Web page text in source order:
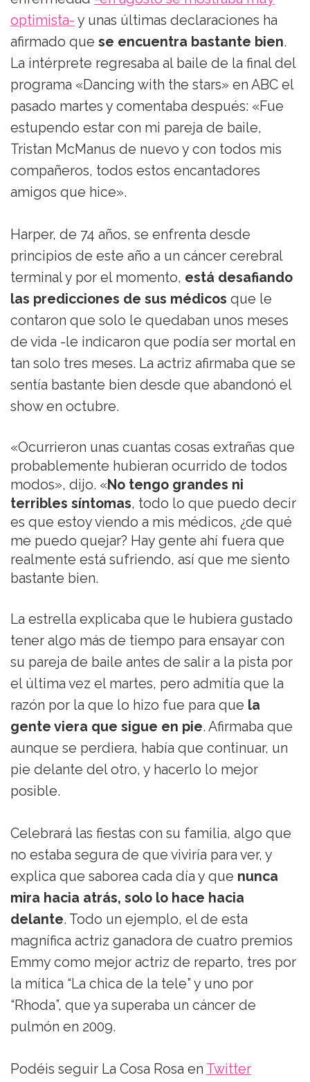
optimista- y unas últimas declaraciones ha
afirmado que se encuentra bastante bien.
La intérprete regresaba al baile de la final del
programa «Dancing with the stars» en ABC el
pasado martes y comentaba después: «Fue
estupendo estar con mi pareja de baile,
Tristan McManus de nuevo y con todos mis
compañeros, todos estos encantadores
amigos que hice».
Harper, de 74 años, se enfrenta desde
principios de este año a un cáncer cerebral
terminal y por el momento, está desafiando
las predicciones de sus médicos que le
contaron que solo le quedaban unos meses
de vida -le indicaron que podía ser mortal en
tan solo tres meses. La actriz afirmaba que se
sentía bastante bien desde que abandonó el
show en octubre.
«Ocurrieron unas cuantas cosas extrañas que
probablemente hubieran ocurrido de todos
modos», dijo. «No tengo grandes ni
terribles síntomas, todo lo que puedo decir
es que estoy viendo a mis médicos, ¿de qué
me puedo quejar? Hay gente ahí fuera que
realmente está sufriendo, así que me siento
bastante bien.
La estrella explicaba que le hubiera gustado
tener algo más de tiempo para ensayar con
su pareja de baile antes de salir a la pista por
el última vez el martes, pero admitía que la
razón por la que lo hizo fue para que la
gente viera que sigue en pie. Afirmaba que
aunque se perdiera, había que continuar, un
pie delante del otro, y hacerlo lo mejor
posible.
Celebrará las fiestas con su familia, algo que
no estaba segura de que viviría para ver, y
explica que saborea cada día y que nunca
mira hacia atrás, solo lo hace hacia
delante. Todo un ejemplo, el de esta
magnífica actriz ganadora de cuatro premios
Emmy como mejor actriz de reparto, tres por
la mítica “La chica de la tele” y uno por
“Rhoda”, que ya superaba un cáncer de
pulmón en 2009.
Podéis seguir La Cosa Rosa en Twitter